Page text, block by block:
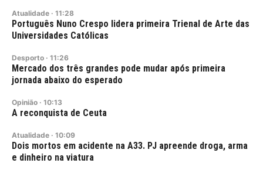
Atualidade · 11:28
Português Nuno Crespo lidera primeira Trienal de Arte das
Universidades Católicas
Desporto · 11:26
Mercado dos três grandes pode mudar após primeira
jornada abaixo do esperado
Opinião · 10:13
A reconquista de Ceuta
Atualidade · 10:09
Dois mortos em acidente na A33. PJ apreende droga, arma
e dinheiro na viatura